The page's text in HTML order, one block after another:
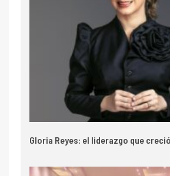
Gloria Reyes: el liderazgo que